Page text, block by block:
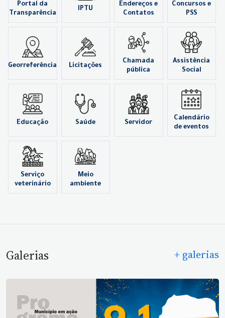
Portal da
Transparência
IPTU
Endereços e
Contatos
Concursos e
PSS
Georreferência Licitações
Chamada
pública
Assistência
Social
Educação Saúde Servidor
Calendário
de eventos
Serviço
veterinário
Meio
ambiente
Galerias + galerias